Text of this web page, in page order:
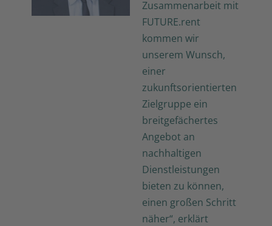
Zusammenarbeit mit
FUTURE.rent
kommen wir
unserem Wunsch,
einer
zukunftsorientierten
Zielgruppe ein
breitgefächertes
Angebot an
nachhaltigen
Dienstleistungen
bieten zu können,
einen großen Schritt
näher“, erklärt